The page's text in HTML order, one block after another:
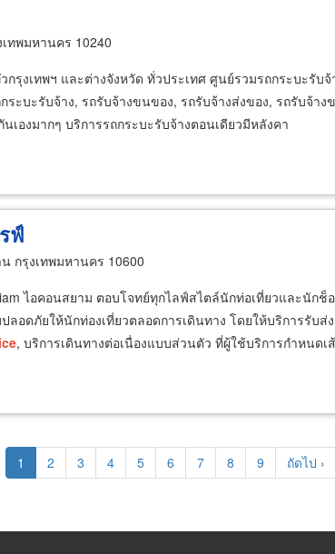
ทพมหานคร 10240
กรุงเทพฯ และต่างจังหวัด ทั่วประเทศ ศูนย์รวมรถกระบะรับ
ะบะรับจ้าง, รถรับจ้างขนของ, รถรับจ้างส่งของ, รถรับจ้าง
เองมากๆ บริการรถกระบะรับจ้างตอนเดียวมีหลังคา
ฟ์
กรุงเทพมหานคร 10600
ไอคอนสยาม ตอบโจทย์ทุกไลฟ์สไตล์นักท่อเที่ยวและนัก
อดภัยให้นักท่องเที่ยวตลอดการเดินทาง โดยให้บริการรับส่
, บริการเดินทางต่อเนื่องแบบส่วนตัว ที่ผู้ใช้บริการกำหนดเ
Current
page
1 Page
2 Page
3 Page
4 Page
5 Page
6 Page
7 Page
8 Page
9
Next
page
ถัดไป ›